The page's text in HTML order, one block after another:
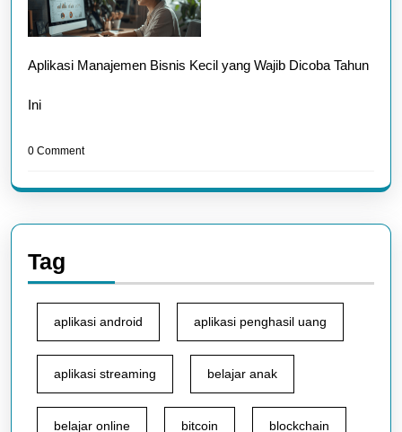
Aplikasi Manajemen Bisnis Kecil yang Wajib Dicoba Tahun
Ini
0 Comment
Tag
aplikasi android aplikasi penghasil uang
aplikasi streaming belajar anak
belajar online bitcoin blockchain